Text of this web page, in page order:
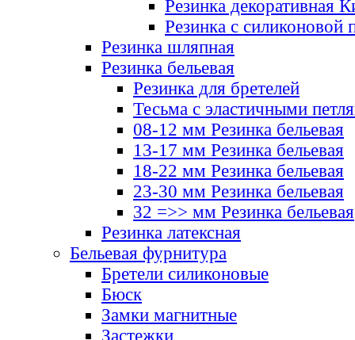
Резинка декоративная
Резинка с силиконовой
Резинка шляпная
Резинка бельевая
Резинка для бретелей
Тесьма с эластичными
08-12 мм Резинка бельевая
13-17 мм Резинка бельевая
18-22 мм Резинка бельевая
23-30 мм Резинка бельевая
32 =>> мм Резинка бельевая
Резинка латексная
Бельевая фурнитура
Бретели силиконовые
Бюск
Замки магнитные
Застежки